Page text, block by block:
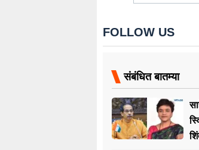
FOLLOW US
संबंधित बातम्या